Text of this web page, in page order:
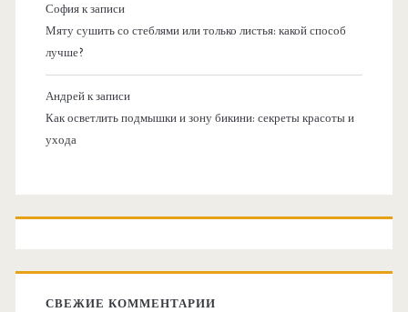
Софияк записи
Мяту сушить со стеблями или только листья: какой способ
лучше?
Андрейк записи
Как осветлить подмышки и зону бикини: секреты красоты и
ухода
СВЕЖИЕ КОММЕНТАРИИ